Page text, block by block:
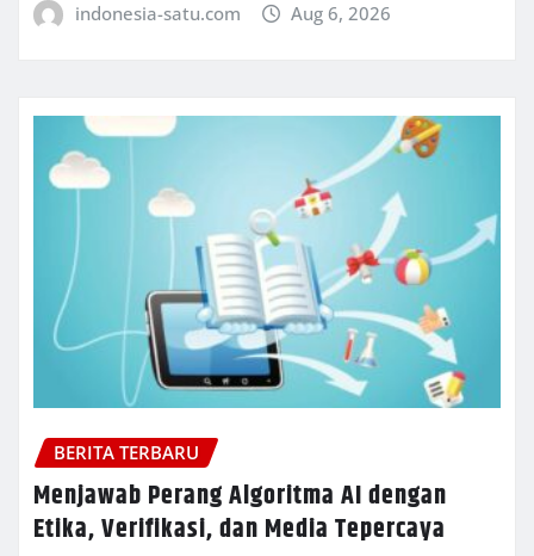
indonesia-satu.com Aug 6, 2026
BERITA TERBARU
Menjawab Perang Algoritma AI dengan
Etika, Verifikasi, dan Media Tepercaya